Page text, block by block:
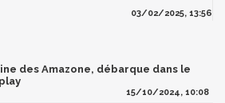
03/02/2025, 13:56
des Amazone, débarque dans le
15/10/2024, 10:08